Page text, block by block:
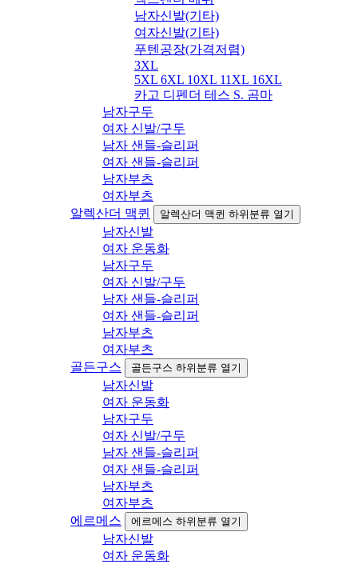
남자신발(기타)
여자신발(기타)
푸텐공장(가격저렴)
3XL
5XL 6XL 10XL 11XL 16XL
카고 디펜더 테스 S. 곰마
남자구두
여자 신발/구두
남자 샌들-슬리퍼
여자 샌들-슬리퍼
남자부츠
여자부츠
알렉산더 맥퀸
알렉산더 맥퀸 하위분류 열기
남자신발
여자 운동화
남자구두
여자 신발/구두
남자 샌들-슬리퍼
여자 샌들-슬리퍼
남자부츠
여자부츠
골든구스
골든구스 하위분류 열기
남자신발
여자 운동화
남자구두
여자 신발/구두
남자 샌들-슬리퍼
여자 샌들-슬리퍼
남자부츠
여자부츠
에르메스
에르메스 하위분류 열기
남자신발
여자 운동화